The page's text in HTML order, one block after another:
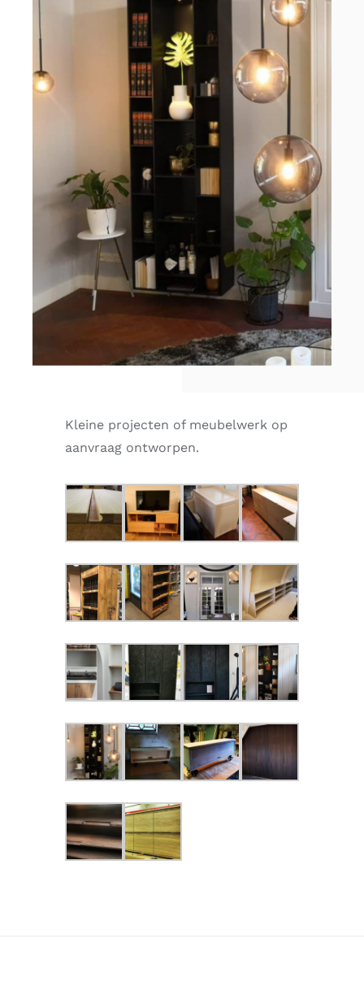
Kleine projecten of meubelwerk op
aanvraag ontworpen.